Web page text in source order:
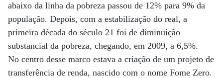
abaixo da linha da pobreza passou de 12% para 9% da
população. Depois, com a estabilização do real, a
primeira década do século 21 foi de diminuição
substancial da pobreza, chegando, em 2009, a 6,5%.
No centro desse marco estava a criação de um projeto de
transferência de renda, nascido com o nome Fome Zero.